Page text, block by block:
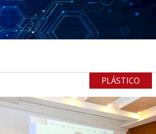
PLÁSTICO